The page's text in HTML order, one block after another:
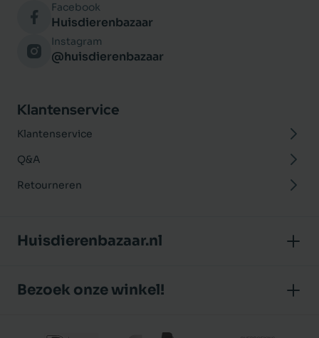
Facebook
Huisdierenbazaar
Instagram
@huisdierenbazaar
Klantenservice
Klantenservice
Q&A
Retourneren
Huisdierenbazaar.nl
Bezoek onze winkel!